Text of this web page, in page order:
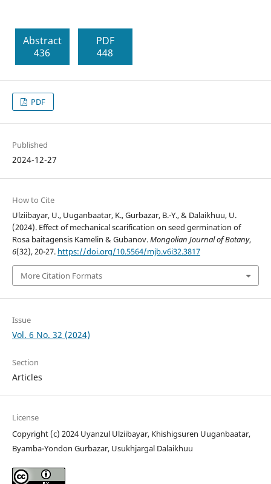
Abstract
436
PDF
448
PDF
Published
2024-12-27
How to Cite
Ulziibayar, U., Uuganbaatar, K., Gurbazar, B.-Y., & Dalaikhuu, U.
(2024). Effect of mechanical scarification on seed germination of
Rosa baitagensis Kamelin & Gubanov.Mongolian Journal of Botany,
6(32), 20-27. https://doi.org/10.5564/mjb.v6i32.3817
More Citation Formats
Issue
Vol. 6 No. 32 (2024)
Section
Articles
License
Copyright (c) 2024 Uyanzul Ulziibayar, Khishigsuren Uuganbaatar,
Byamba-Yondon Gurbazar, Usukhjargal Dalaikhuu